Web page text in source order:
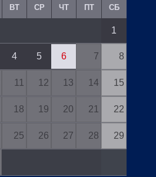
ВТ СР ЧТ ПТ СБ
1
4 5 6 7 8
11 12 13 14 15
18 19 20 21 22
25 26 27 28 29